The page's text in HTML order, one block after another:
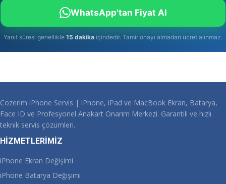
WhatsApp'tan Fiyat Al
Yanıt süresi genellikle 15 dakika içindedir. Tamir onayı almadan ücret alınmaz.
Cozerim iPhone Servis | iPhone, iPad ve MacBook Ekran, Batarya,
Face ID ve Profesyonel Anakart Onarım Merkezi. Garantili ve hızlı
teknik servis çözümleri.
HİZMETLERİMİZ
iPhone Ekran Değişimi
iPhone Batarya Değişimi